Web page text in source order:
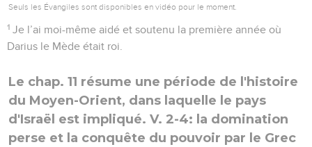
Seuls les Évangiles sont disponibles en vidéo pour le moment.
1 Je l’ai moi-même aidé et soutenu la première année où
Darius le Mède était roi.
Le chap. 11 résume une période de l'histoire
du Moyen-Orient, dans laquelle le pays
d'Israël est impliqué. V. 2-4: la domination
perse et la conquête du pouvoir par le Grec